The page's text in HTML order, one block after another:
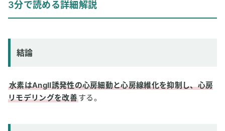
3分で読める詳細解説
結論
水素はAngII誘発性の心房細動と心房線維化を抑制し、心房
リモデリングを改善する。